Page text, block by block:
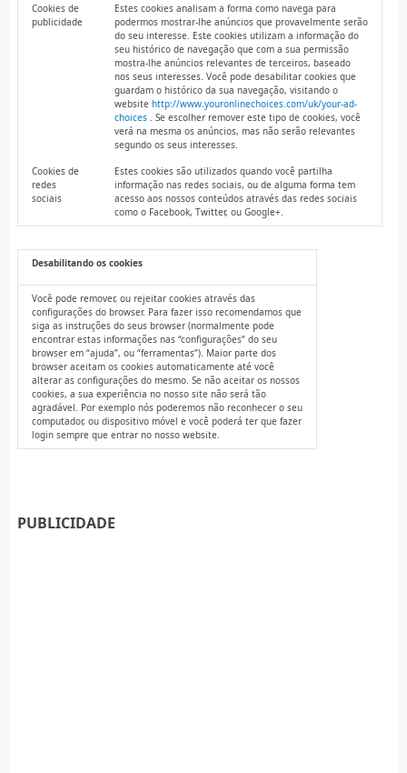
Cookies de
publicidade
Estes cookies analisam a forma como navega para
podermos mostrar-lhe anúncios que provavelmente serão
do seu interesse. Este cookies utilizam a informação do
seu histórico de navegação que com a sua permissão
mostra-lhe anúncios relevantes de terceiros, baseado
nos seus interesses. Você pode desabilitar cookies que
guardam o histórico da sua navegação, visitando o
website http://www.youronlinechoices.com/uk/your-ad-
choices. Se escolher remover este tipo de cookies, você
verá na mesma os anúncios, mas não serão relevantes
segundo os seus interesses.
Cookies de
redes
sociais
Estes cookies são utilizados quando você partilha
informação nas redes sociais, ou de alguma forma tem
acesso aos nossos conteúdos através das redes sociais
como o Facebook, Twitter, ou Google+.
Desabilitando os cookies
Você pode remover, ou rejeitar cookies através das
configurações do browser. Para fazer isso recomendamos que
siga as instruções do seus browser (normalmente pode
encontrar estas informações nas “configurações” do seu
browser em “ajuda”, ou “ferramentas”). Maior parte dos
browser aceitam os cookies automaticamente até você
alterar as configurações do mesmo. Se não aceitar os nossos
cookies, a sua experiência no nosso site não será tão
agradável. Por exemplo nós poderemos não reconhecer o seu
computador, ou dispositivo móvel e você poderá ter que fazer
login sempre que entrar no nosso website.
PUBLICIDADE